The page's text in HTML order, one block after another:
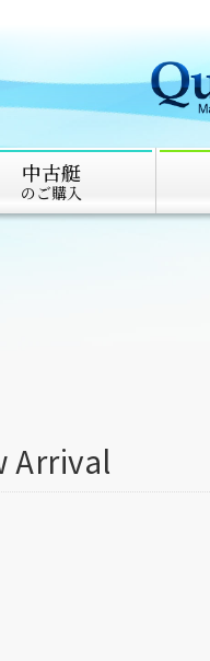
中古艇
のご購入
Arrival